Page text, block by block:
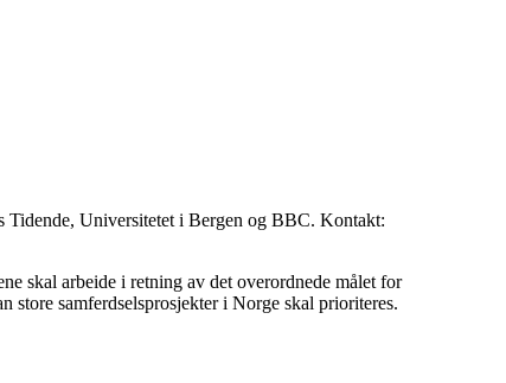
Tidende, Universitetet i Bergen og BBC. Kontakt:
skal arbeide i retning av det overordnede målet for
samferdselsprosjekter i Norge skal prioriteres.